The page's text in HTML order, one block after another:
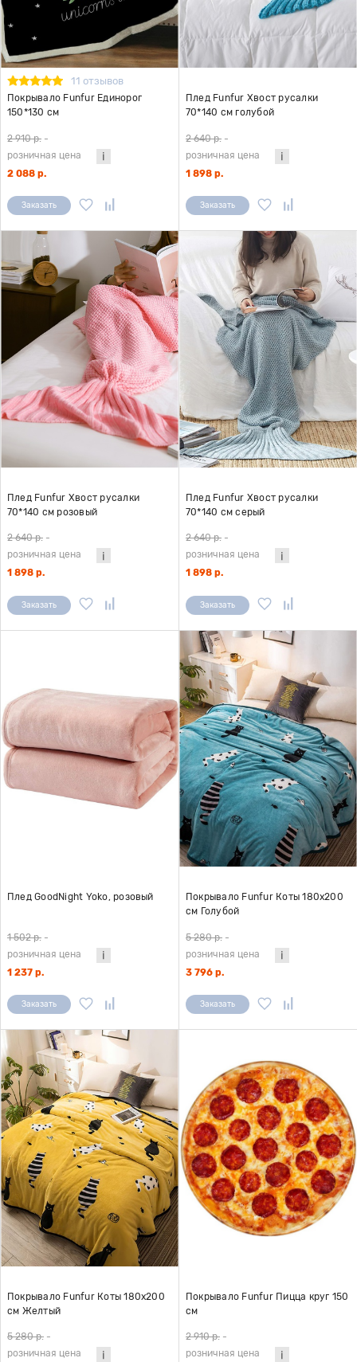
11 отзывов
Покрывало Funfur Единорог
150*130 см
2 910 р. -
розничная цена
2 088 р.
Заказать
Плед Funfur Хвост русалки
70*140 см голубой
2 640 р. -
розничная цена
1 898 р.
Заказать
Плед Funfur Хвост русалки
70*140 см розовый
2 640 р. -
розничная цена
1 898 р.
Заказать
Плед Funfur Хвост русалки
70*140 см серый
2 640 р. -
розничная цена
1 898 р.
Заказать
Плед GoodNight Yoko, розовый
1 502 р. -
розничная цена
1 237 р.
Заказать
Покрывало Funfur Коты 180х200
см Голубой
5 280 р. -
розничная цена
3 796 р.
Заказать
Покрывало Funfur Коты 180х200
см Желтый
5 280 р. -
розничная цена
Покрывало Funfur Пицца круг 150
см
2 910 р. -
розничная цена